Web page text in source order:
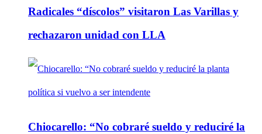
Radicales “díscolos” visitaron Las Varillas y
rechazaron unidad con LLA
Chiocarello: “No cobraré sueldo y reduciré la